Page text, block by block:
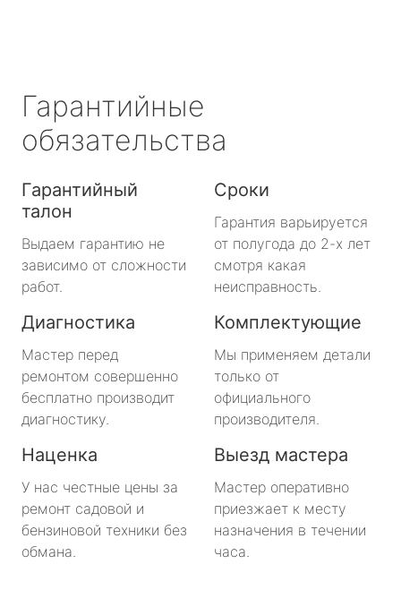
Гарантийные
обязательства
Гарантийный
талон
Выдаем гарантию не
зависимо от сложности
работ.
Сроки
Гарантия варьируется
от полугода до 2-х лет
смотря какая
неисправность.
Диагностика
Мастер перед
ремонтом совершенно
бесплатно производит
диагностику.
Комплектующие
Мы применяем детали
только от
официального
производителя.
Наценка
У нас честные цены за
ремонт садовой и
бензиновой техники без
обмана.
Выезд мастера
Мастер оперативно
приезжает к месту
назначения в течении
часа.